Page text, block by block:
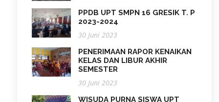
PPDB UPT SMPN 16 GRESIK T. P
2023-2024
30 Juni 2023
PENERIMAAN RAPOR KENAIKAN
KELAS DAN LIBUR AKHIR
SEMESTER
30 Juni 2023
WISUDA PURNA SISWA UPT